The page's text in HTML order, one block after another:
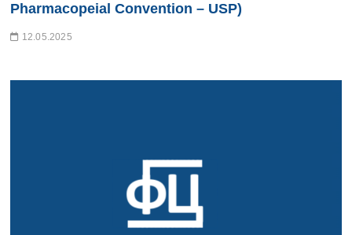
Pharmacopeial Convention – USP)
12.05.2025